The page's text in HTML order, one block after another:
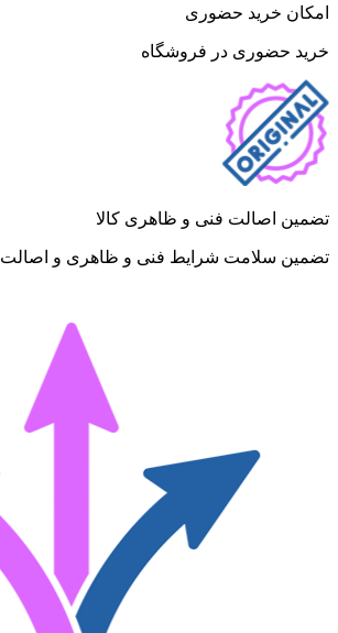
امکان خرید حضوری
خرید حضوری در فروشگاه
تضمین اصالت فنی و ظاهری کالا
تضمین سلامت شرایط فنی و ظاهری و اصالت